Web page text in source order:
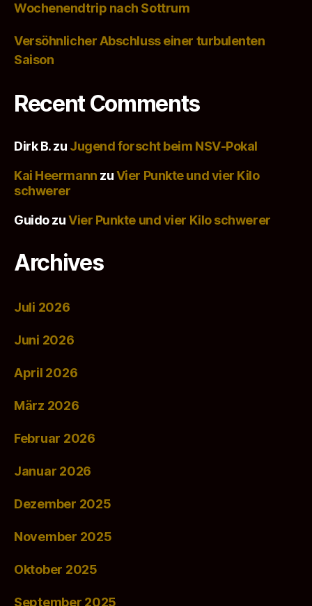
Wochenendtrip nach Sottrum
Versöhnlicher Abschluss einer turbulenten
Saison
Recent Comments
Dirk B.zu Jugend forscht beim NSV-Pokal
Kai Heermann zuVier Punkte und vier Kilo
schwerer
GuidozuVier Punkte und vier Kilo schwerer
Archives
Juli 2026
Juni 2026
April 2026
März 2026
Februar 2026
Januar 2026
Dezember 2025
November 2025
Oktober 2025
September 2025